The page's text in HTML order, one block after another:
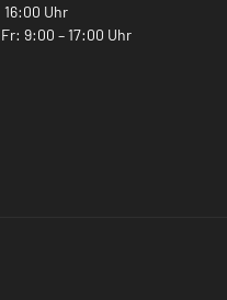
16:00 Uhr
Fr: 9:00 – 17:00 Uhr